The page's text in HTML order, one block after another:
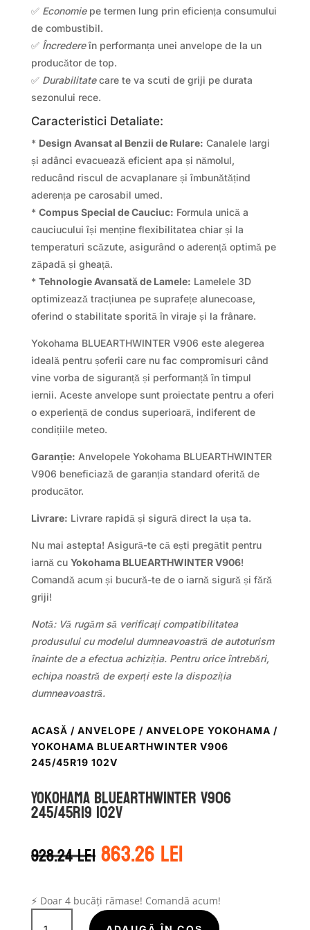
✅ Economiepe termen lung prin eficiența consumului
de combustibil.
✅ Încredereîn performanța unei anvelope de la un
producător de top.
✅ Durabilitatecare te va scuti de griji pe durata
sezonului rece.
Caracteristici Detaliate:
* Design Avansat al Benzii de Rulare: Canalele largi
și adânci evacuează eficient apa și nămolul,
reducând riscul de acvaplanare și îmbunătățind
aderența pe carosabil umed.
* Compus Special de Cauciuc: Formula unică a
cauciucului își menține flexibilitatea chiar și la
temperaturi scăzute, asigurând o aderență optimă pe
zăpadă și gheață.
* Tehnologie Avansată de Lamele: Lamelele 3D
optimizează tracțiunea pe suprafețe alunecoase,
oferind o stabilitate sporită în viraje și la frânare.
Yokohama BLUEARTHWINTER V906 este alegerea
ideală pentru șoferii care nu fac compromisuri când
vine vorba de siguranță și performanță în timpul
iernii. Aceste anvelope sunt proiectate pentru a oferi
o experiență de condus superioară, indiferent de
condițiile meteo.
Garanție: Anvelopele Yokohama BLUEARTHWINTER
V906 beneficiază de garanția standard oferită de
producător.
Livrare: Livrare rapidă și sigură direct la ușa ta.
Nu mai astepta! Asigură-te că ești pregătit pentru
iarnă cu Yokohama BLUEARTHWINTER V906!
Comandă acum și bucură-te de o iarnă sigură și fără
griji!
Notă: Vă rugăm să verificați compatibilitatea
produsului cu modelul dumneavoastră de autoturism
înainte de a efectua achiziția. Pentru orice întrebări,
echipa noastră de experți este la dispoziția
dumneavoastră.
ACASĂ / ANVELOPE / ANVELOPE YOKOHAMA /
YOKOHAMA BLUEARTHWINTER V906
245/45R19 102V
Yokohama BLUEARTHWINTER V906
245/45R19 102V
928.24leiPrețul
inițial
fost:
928.24 lei.
863.26leiPrețul
curent
863.26 lei.
⚡ Doar 4 bucăți rămase! Comandă acum!
Cantitate